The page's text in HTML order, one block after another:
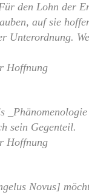
den Lohn der
auf sie
Unterordnung.
Hoffnung
sein Gegenteil.
Hoffnung
Novus]